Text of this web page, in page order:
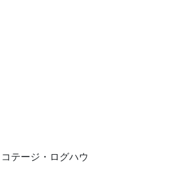
テージ・ログハウ